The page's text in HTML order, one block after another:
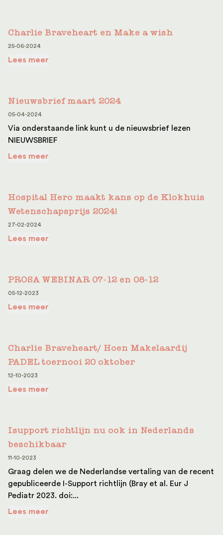
Charlie Braveheart en Make a wish
25-06-2024
Lees meer
Nieuwsbrief maart 2024
05-04-2024
Via onderstaande link kunt u de nieuwsbrief lezen
NIEUWSBRIEF
Lees meer
Hospital Hero maakt kans op de Klokhuis
Wetenschapsprijs 2024!
27-02-2024
Lees meer
PROSA WEBINAR 07-12 en 08-12
05-12-2023
Lees meer
Charlie Braveheart/ Hoen Makelaardij
PADEL toernooi 20 oktober
12-10-2023
Lees meer
Isupport richtlijn nu ook in Nederlands
beschikbaar
11-10-2023
Graag delen we de Nederlandse vertaling van de recent
gepubliceerde I-Support richtlijn (Bray et al. Eur J
Pediatr 2023. doi:...
Lees meer